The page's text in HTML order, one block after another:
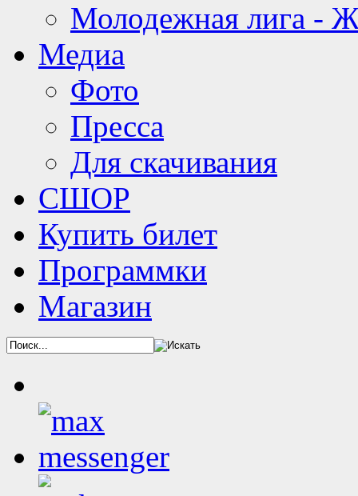
Молодежная лига -
Медиа
Фото
Пресса
Для скачивания
СШОР
Купить билет
Программки
Магазин